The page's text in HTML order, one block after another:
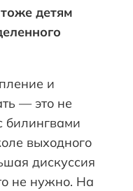
детям
и
— это не
билингвами
выходного
дискуссия
не нужно. На